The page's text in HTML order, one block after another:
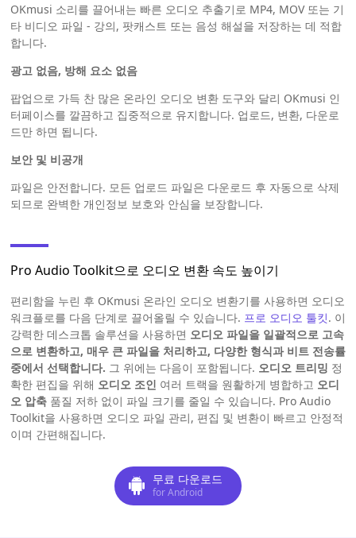
OKmusi 소리를 끌어내는 빠른 오디오 추출기로 MP4, MOV 또는 기
타 비디오 파일 - 강의, 팟캐스트 또는 음성 해설을 저장하는 데 적합
합니다.
광고 없음, 방해 요소 없음
팝업으로 가득 찬 많은 온라인 오디오 변환 도구와 달리 OKmusi 인
터페이스를 깔끔하고 집중적으로 유지합니다. 업로드, 변환, 다운로
드만 하면 됩니다.
보안 및 비공개
파일은 안전합니다. 모든 업로드 파일은 다운로드 후 자동으로 삭제
되므로 완벽한 개인정보 보호와 안심을 보장합니다.
Pro Audio Toolkit으로 오디오 변환 속도 높이기
편리함을 누린 후 OKmusi 온라인 오디오 변환기를 사용하면 오디오
워크플로를 다음 단계로 끌어올릴 수 있습니다. 프로 오디오 툴킷. 이
강력한 데스크톱 솔루션을 사용하면 오디오 파일을 일괄적으로 고속
으로 변환하고, 매우 큰 파일을 처리하고, 다양한 형식과 비트 전송률
중에서 선택합니다. 그 위에는 다음이 포함됩니다. 오디오 트리밍 정
확한 편집을 위해 오디오 조인 여러 트랙을 원활하게 병합하고 오디
오 압축품질 저하 없이 파일 크기를 줄일 수 있습니다. Pro Audio
Toolkit을 사용하면 오디오 파일 관리, 편집 및 변환이 빠르고 안정적
이며 간편해집니다.
무료 다운로드
for Android